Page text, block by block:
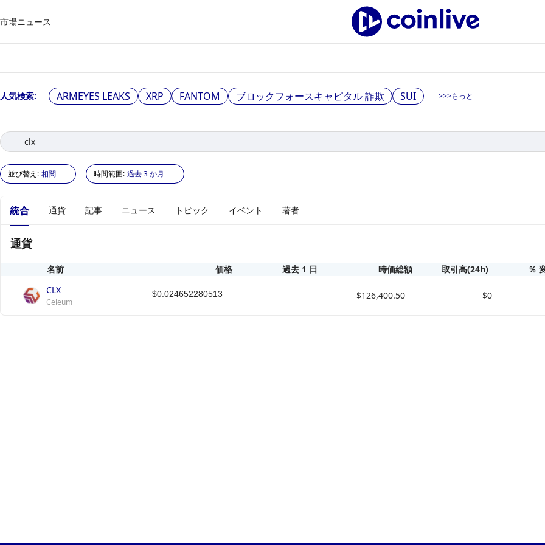
市場ニュース
人気検索: ARMEYES LEAKS XRP FANTOM ブロックフォースキャピタル 詐欺 SUI >>>もっと
並び替え : 相関 時間範囲: 過去 3 か月
統合 通貨 記事 ニュース トピック イベント 著者
通貨
名前 価格 過去 1 日 時価総額 取引高(24h)
％
CLX
Celeum
$0.024652280513 $126,400.50 $0